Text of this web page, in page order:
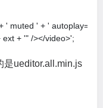
'') + ' muted ' + '
ext + '" /></video>';
是ueditor.all.min.js